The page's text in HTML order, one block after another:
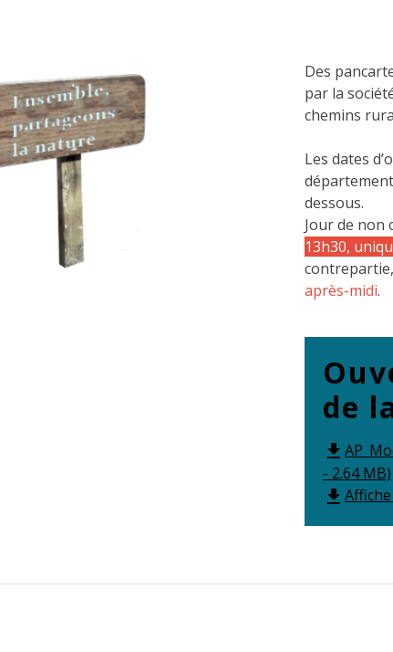
Des
par la
chemins
Les dates
dessous.
Jour de non
13h30,
contrepartie,
après-midi.
de
file_download
- 2.64 MB)
file_download